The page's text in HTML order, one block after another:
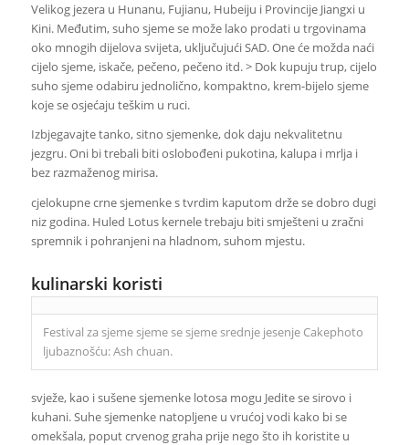
Velikog jezera u Hunanu, Fujianu, Hubeiju i Provincije Jiangxi u
Kini. Međutim, suho sjeme se može lako prodati u trgovinama
oko mnogih dijelova svijeta, uključujući SAD. One će možda naći
cijelo sjeme, iskače, pečeno, pečeno itd. > Dok kupuju trup, cijelo
suho sjeme odabiru jednolično, kompaktno, krem-bijelo sjeme
koje se osjećaju teškim u ruci.
Izbjegavajte tanko, sitno sjemenke, dok daju nekvalitetnu
jezgru. Oni bi trebali biti oslobođeni pukotina, kalupa i mrlja i
bez razmaženog mirisa.
cjelokupne crne sjemenke s tvrdim kaputom drže se dobro dugi
niz godina. Huled Lotus kernele trebaju biti smješteni u zračni
spremnik i pohranjeni na hladnom, suhom mjestu.
kulinarski koristi
Festival za sjeme sjeme se sjeme srednje jesenje Cakephoto
ljubaznošću: Ash chuan.
svježe, kao i sušene sjemenke lotosa mogu Jedite se sirovo i
kuhani. Suhe sjemenke natopljene u vrućoj vodi kako bi se
omekšala, poput crvenog graha prije nego što ih koristite u